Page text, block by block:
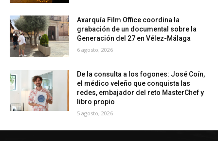
Axarquía Film Office coordina la
grabación de un documental sobre la
Generación del 27 en Vélez-Málaga
6 agosto, 2026
De la consulta a los fogones: José Coín,
el médico veleño que conquista las
redes, embajador del reto MasterChef y
libro propio
5 agosto, 2026